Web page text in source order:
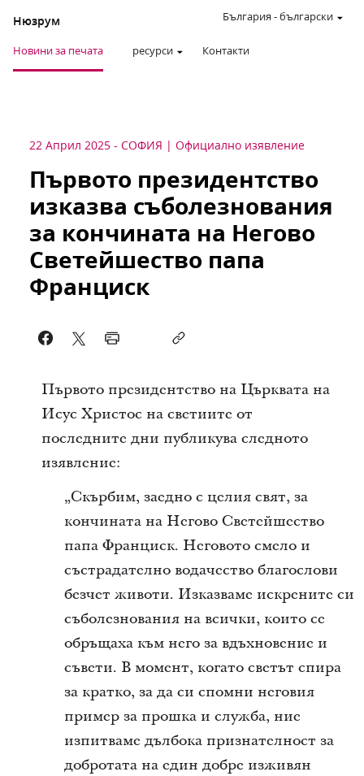
Нюзрум
Новини за печата ресурси Контакти
България -български
22 Април 2025 - СОФИЯ Официално изявление
Първото президентство
изказва съболезнования
за кончината на Негово
Светейшество папа
Франциск
Първото президентство на Църквата на
Исус Христос на светиите от
последните дни публикува следното
изявление:
„Скърбим, заедно с целия свят, за
кончината на Негово Светейшество
папа Франциск. Неговото смело и
състрадателно водачество благослови
безчет животи. Изказваме искрените си
съболезнования на всички, които се
обръщаха към него за вдъхновение и
съвети. В момент, когато светът спира
за кратко, за да си спомни неговия
пример за прошка и служба, ние
изпитваме дълбока признателност за
добротата на един добре изживян